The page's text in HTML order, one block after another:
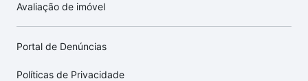
Avaliação de imóvel
Portal de Denúncias
Políticas de Privacidade